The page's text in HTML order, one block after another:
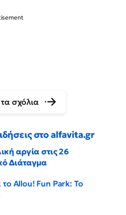
τα σχόλια
στο alfavita.gr
αργία στις 26
Διάταγμα
το Allou! Fun Park: Το